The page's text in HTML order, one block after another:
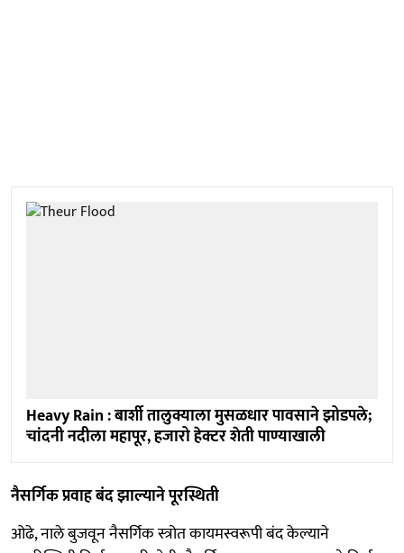
Heavy Rain : बार्शी तालुक्याला मुसळधार पावसाने झोडपले;
चांदनी नदीला महापूर, हजारो हेक्टर शेती पाण्याखाली
नैसर्गिक प्रवाह बंद झाल्याने पूरस्थिती
ओढे, नाले बुजवून नैसर्गिक स्त्रोत कायमस्वरूपी बंद केल्याने